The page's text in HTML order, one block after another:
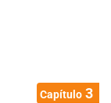
Capítulo3